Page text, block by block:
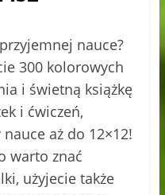
nauce?
300 kolorowych
i świetną książkę
i ćwiczeń,
aż do 12×12!
warto znać
użyjecie także